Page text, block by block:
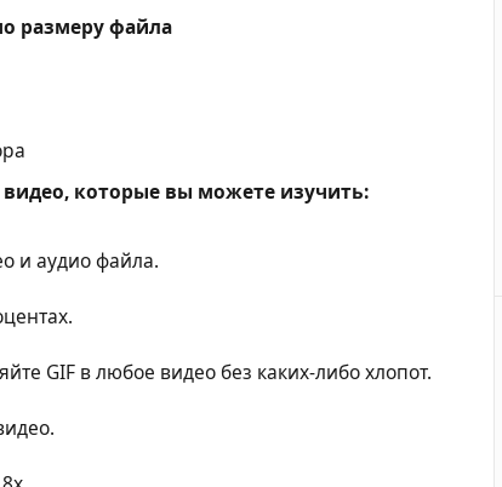
размеру файла
которые вы можете изучить:
и аудио файла.
GIF в любое видео без каких-либо хлопот.